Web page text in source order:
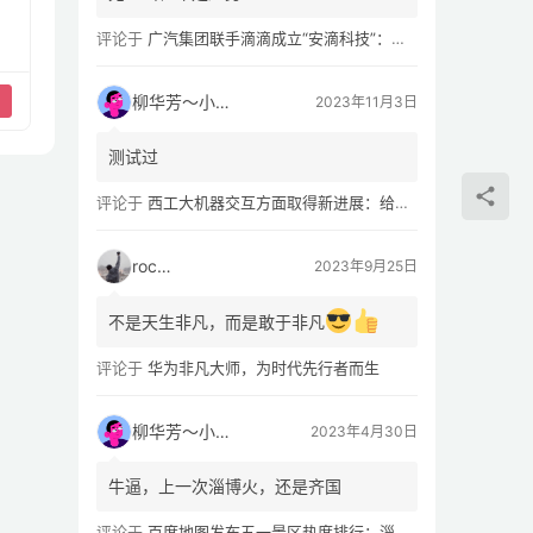
评论于 广汽集团联手滴滴成立“安滴科技”：加速 L4 级 Robotaxi 量产
柳华芳～小芳侠 2023年11月3日
测试过
评论于 西工大机器交互方面取得新进展：给无人机“装上大脑、建立群聊”
rocky 2023年9月25日
不是天生非凡，而是敢于非凡
评论于 华为非凡大师，为时代先行者而生
柳华芳～小芳侠 2023年4月30日
牛逼，上一次淄博火，还是齐国